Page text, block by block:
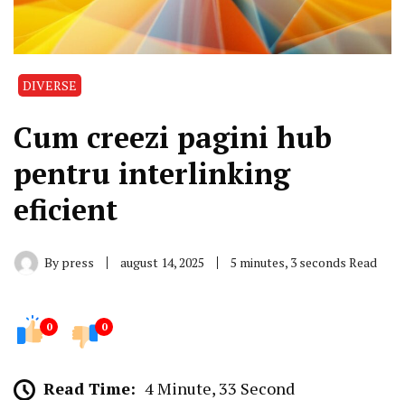
DIVERSE
Cum creezi pagini hub
pentru interlinking
eficient
By press august 14, 2025 5 minutes, 3 seconds Read
0 0
Read Time: 4 Minute, 33 Second